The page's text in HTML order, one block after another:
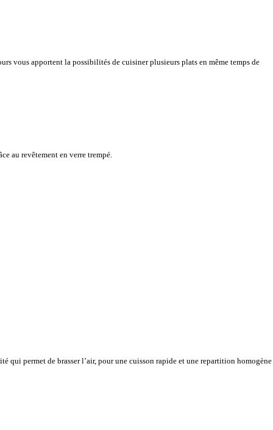
vous apportent la possibilités de cuisiner plusieurs plats en même temps de
au revêtement en verre trempé.
qui permet de brasser l’air, pour une cuisson rapide et une repartition homogène